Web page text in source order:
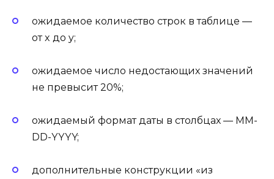
ожидаемое количество строк в таблице —
от x до y;
ожидаемое число недостающих значений
не превысит 20%;
ожидаемый формат даты в столбцах — MM-
DD-YYYY;
дополнительные конструкции «из